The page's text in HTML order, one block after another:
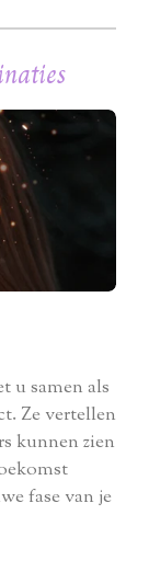
u samen als
Ze vertellen
kunnen zien
fase van je